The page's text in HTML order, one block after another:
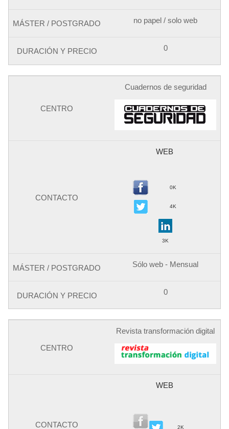
no papel / solo web
0
Cuadernos de seguridad
WEB
0K
4K
3K
Sólo web - Mensual
0
Revista transformación digital
WEB
2K